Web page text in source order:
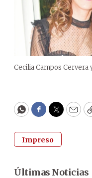
Cecilia Campos
WhatsApp
Facebook
Twitter
Impreso
Últimas Noticias